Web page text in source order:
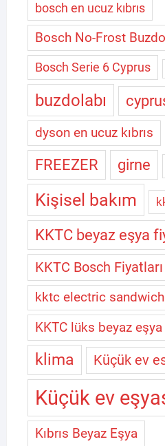
bosch en ucuz kıbrıs
Bosch No-Frost
Bosch Serie 6 Cyprus
buzdolabı
dyson en ucuz kıbrıs
FREEZER girne
Kişisel bakım
KKTC beyaz eşya
KKTC Bosch Fiyatları
kktc electric
KKTC lüks beyaz eşya
klima Küçük ev
Küçük ev
Kıbrıs Beyaz Eşya